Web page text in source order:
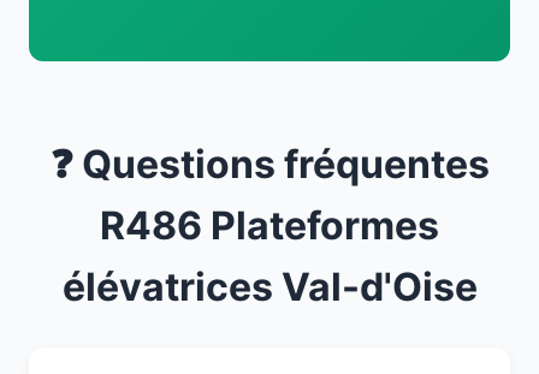
❓ Questions fréquentes
R486 Plateformes
élévatrices Val-d'Oise